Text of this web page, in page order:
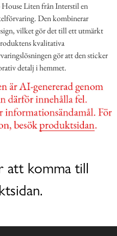
Liten från Interstil en
Den kombinerar
vilket gör det till ett utmärkt
kvalitativa
gör att den sticker
detalj i hemmet.
komma till